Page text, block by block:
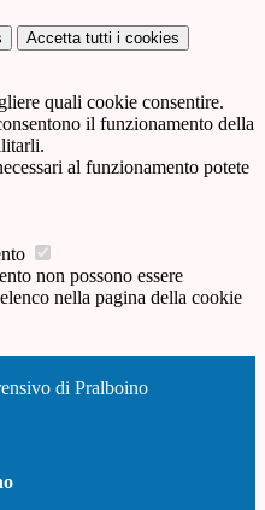
Accetta tutti i cookies
quali cookie consentire.
il funzionamento della
al funzionamento potete
non possono essere
nella pagina della cookie
di Pralboino